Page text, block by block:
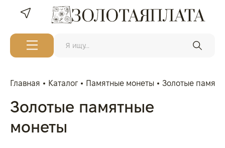
Главная Каталог Памятные монеты Золотые
Золотые памятные
монеты